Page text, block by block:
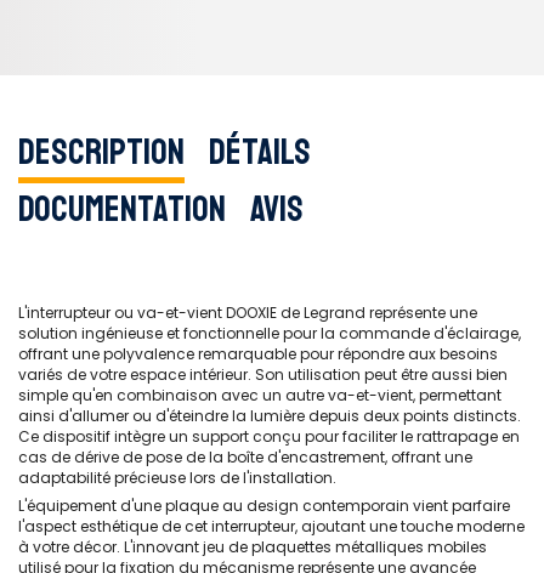
Description Détails
Documentation Avis
L'interrupteur ou va-et-vient DOOXIE de Legrand représente une
solution ingénieuse et fonctionnelle pour la commande d'éclairage,
offrant une polyvalence remarquable pour répondre aux besoins
variés de votre espace intérieur. Son utilisation peut être aussi bien
simple qu'en combinaison avec un autre va-et-vient, permettant
ainsi d'allumer ou d'éteindre la lumière depuis deux points distincts.
Ce dispositif intègre un support conçu pour faciliter le rattrapage en
cas de dérive de pose de la boîte d'encastrement, offrant une
adaptabilité précieuse lors de l'installation.
L'équipement d'une plaque au design contemporain vient parfaire
l'aspect esthétique de cet interrupteur, ajoutant une touche moderne
à votre décor. L'innovant jeu de plaquettes métalliques mobiles
utilisé pour la fixation du mécanisme représente une avancée